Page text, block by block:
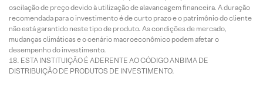
oscilação de preço devido à utilização de alavancagem financeira. A duração
recomendada para o investimento é de curto prazo e o patrimônio do cliente
não está garantido neste tipo de produto. As condições de mercado,
mudanças climáticas e o cenário macroeconômico podem afetar o
desempenho do investimento.
ESTA INSTITUIÇÃO É ADERENTE AO CÓDIGO ANBIMA DE
DISTRIBUIÇÃO DE PRODUTOS DE INVESTIMENTO.